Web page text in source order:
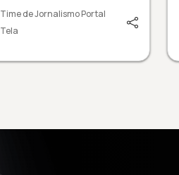
Time de Jornalismo Portal
Tela